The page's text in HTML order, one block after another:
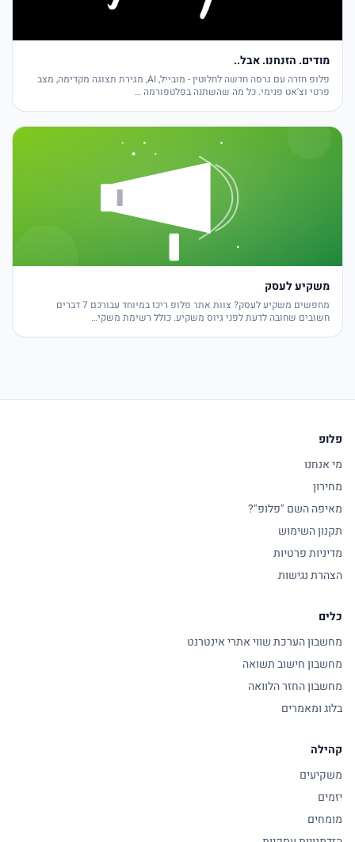
מודים. הזנחנו. אבל..
פלופ חזרה עם גרסה חדשה לחלוטין - מובייל, AI, מגירת תצוגה מקדימה, מצב
פרטי וצ'אט פנימי. כל מה שהשתנה בפלטפורמה …
משקיע לעסק
מחפשים משקיע לעסק? צוות אתר פלופ ריכז במיוחד עבורכם 7 דברים
חשובים שחובה לדעת לפני גיוס משקיע. כולל רשימת משקי…
פלופ
מי אנחנו
מחירון
מאיפה השם "פלופ"?
תקנון השימוש
מדיניות פרטיות
הצהרת נגישות
כלים
מחשבון הערכת שווי אתרי אינטרנט
מחשבון חישוב תשואה
מחשבון החזר הלוואה
בלוג ומאמרים
קהילה
משקיעים
יזמים
מומחים